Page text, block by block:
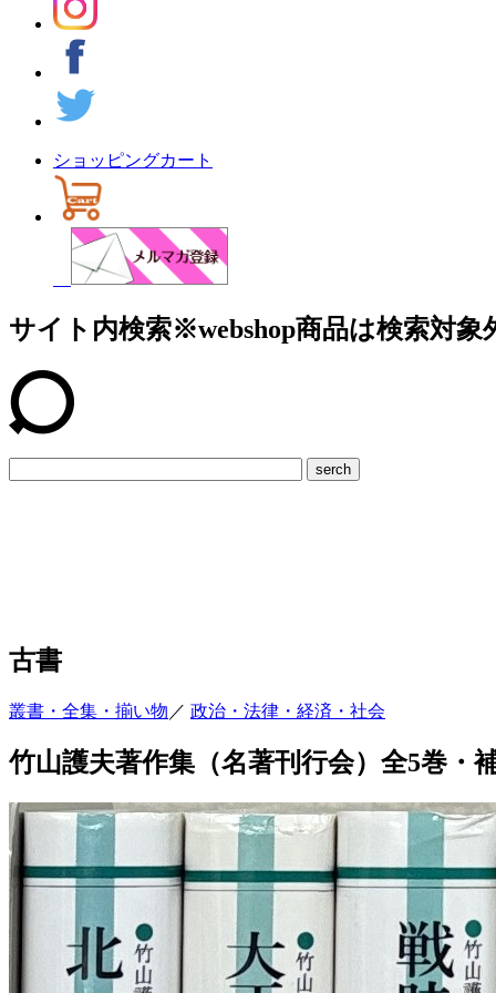
ショッピングカート
サイト内検索※webshop商品は検索対象
serch
古書
叢書・全集・揃い物 ／ 政治・法律・経済・社会
竹山護夫著作集（名著刊行会）全5巻・